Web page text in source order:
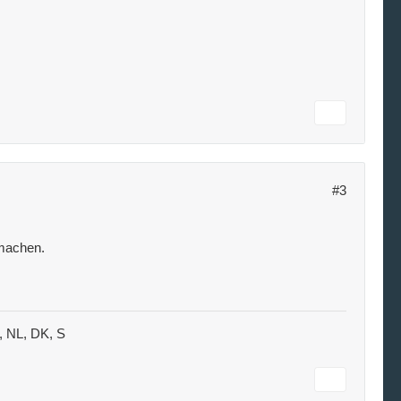
#3
NL, DK, S